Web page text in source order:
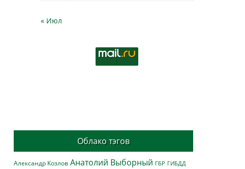
« Июл
Облако тэгов
Александр Козлов Анатолий Выборный ГБР ГИБДД